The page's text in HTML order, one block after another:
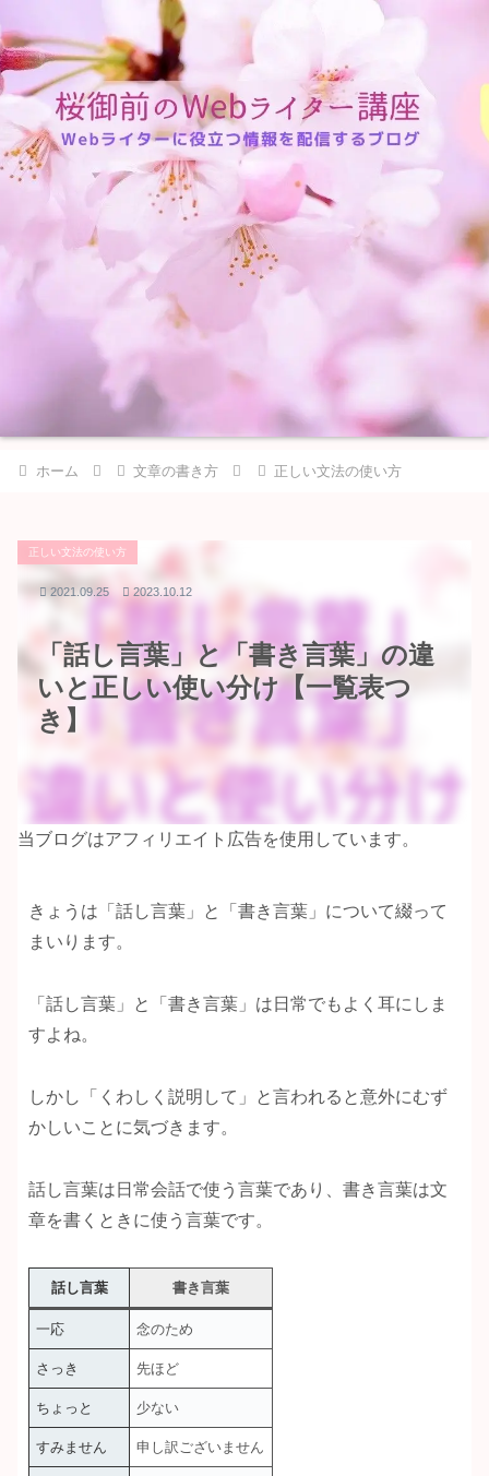
ホーム 文章の書き方 正しい文法の使い方
「話し言葉」と「書き言葉」の違
いと正しい使い分け【一覧表つ
き】
正しい文法の使い方
2021.09.25 2023.10.12
当ブログはアフィリエイト広告を使用しています。
きょうは「話し言葉」と「書き言葉」について綴って
まいります。
「話し言葉」と「書き言葉」は日常でもよく耳にしま
すよね。
しかし「くわしく説明して」と言われると意外にむず
かしいことに気づきます。
話し言葉は日常会話で使う言葉であり、書き言葉は文
章を書くときに使う言葉です。
話し言葉 書き言葉
一応 念のため
さっき 先ほど
ちょっと 少ない
すみません 申し訳ございません